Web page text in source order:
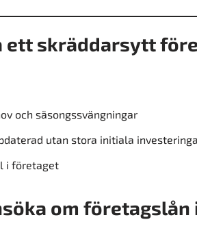
ett skräddarsytt
och säsongssvängningar
utan stora initiala
i företaget
om företagslån